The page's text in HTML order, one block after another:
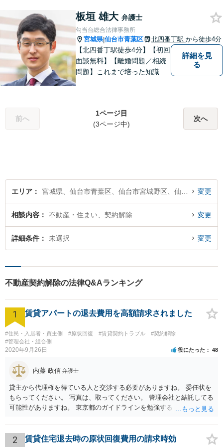
産分割のほか、交通事故・離
婚・借金などあらゆる法律問
題に全力を尽くします。お困
りの方はまずはご相談くださ
い。
板垣 雄大 弁護士
勾当台総合法律事務所
宮城県|仙台市青葉区 北四番丁駅 から徒歩4分
【北四番丁駅徒歩4分】【初回
面談無料】【離婚問題／相続
問題】これまで培った知識と
対応可能】丁寧かつ迅速多対
応でお悩みを解決します。
詳細を見
る
前へ
1ページ目
(3ページ中)
次へ
エリア 変更
相談内容 不動産・住まい、契約解除 変更
詳細条件 未選択 変更
不動産契約解除の法律Q&Aランキング
1 賃貸アパートの退去費用を高額請求されました
#住民・入居者・買主側 #原状回復 #賃貸契約トラブル
#契約解除
#管理会社・組合側
2020年9月26日 役にたった 48
内藤 政信 弁護士
貸主から代理権を得ている人と交渉する必要がありますね。 委任状を
もらってください。 写真は、取ってください。 管理会社と結託してる
可能性がありますね。 東京都のガイドラインを勉強するといいでしょ
2 賃貸住宅退去時の原状回復費用の請求時効